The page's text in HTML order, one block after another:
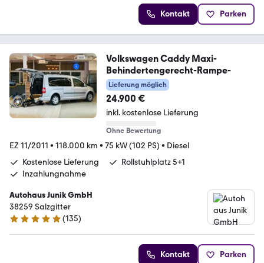
Kontakt Parken
Volkswagen Caddy Maxi-
Behindertengerecht-Rampe-
Lieferung möglich
24.900 €
inkl. kostenlose Lieferung
Ohne Bewertung
EZ 11/2011 • 118.000 km • 75 kW (102 PS) • Diesel
Kostenlose Lieferung
Rollstuhlplatz 5+1
Inzahlungnahme
Autohaus Junik GmbH
38259 Salzgitter
4.9 Sterne
(135)
Kontakt Parken